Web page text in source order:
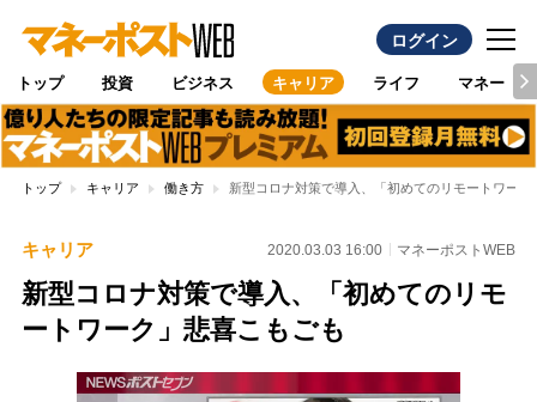
ログイン
トップ 投資 ビジネス キャリア ライフ マネー
トップ キャリア 働き方 新型コロナ対策で導入、「初めてのリモートワーク
キャリア 2020.03.03 16:00 マネーポストWEB
新型コロナ対策で導入、「初めてのリモ
ートワーク」悲喜こもごも